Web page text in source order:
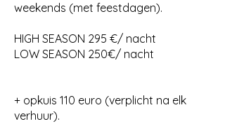
weekends (met feestdagen).
HIGH SEASON 295 €/ nacht
LOW SEASON 250€/ nacht
+ opkuis 110 euro (verplicht na elk
verhuur).